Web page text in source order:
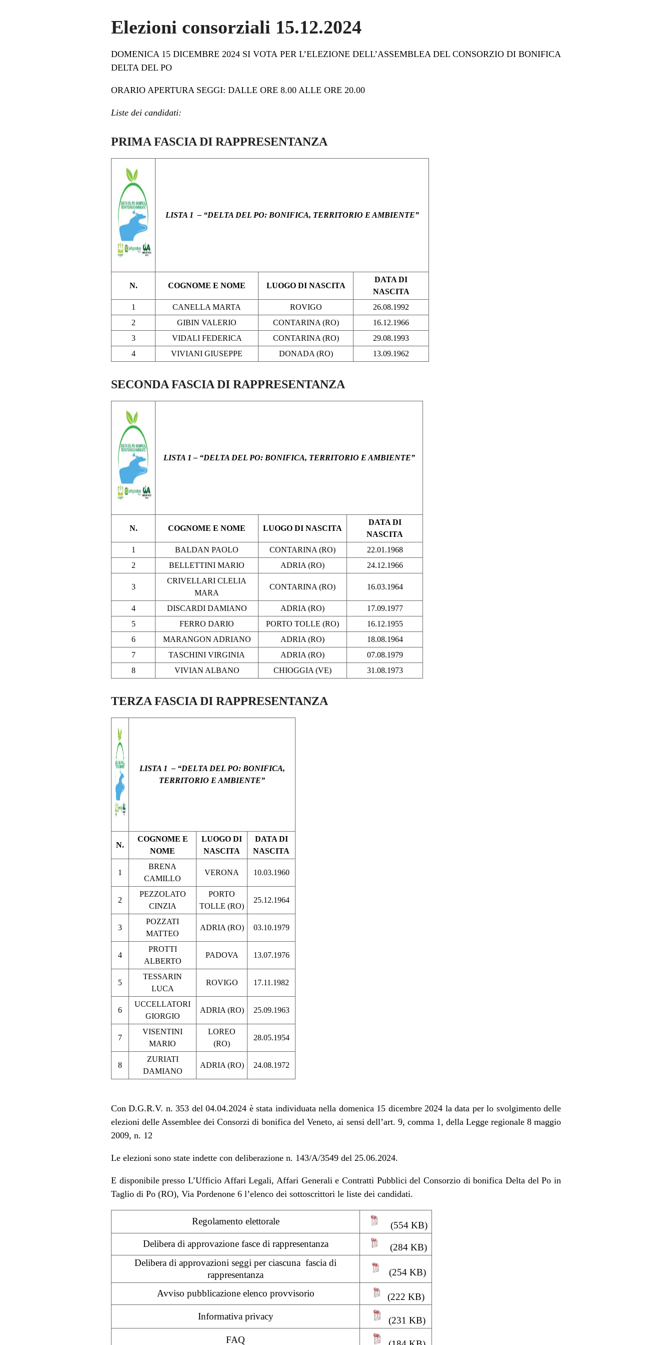
Elezioni consorziali 15.12.2024
DOMENICA 15 DICEMBRE 2024 SI VOTA PER L’ELEZIONE DELL’ASSEMBLEA DEL CONSORZIO DI BONIFICA
DELTA DEL PO
ORARIO APERTURA SEGGI: DALLE ORE 8.00 ALLE ORE 20.00
Liste dei candidati:
PRIMA FASCIA DI RAPPRESENTANZA
LISTA 1 – “DELTA DEL PO: BONIFICA, TERRITORIO E AMBIENTE”
N. COGNOME E NOME LUOGO DI NASCITA
DATA DI
NASCITA
1
CANELLA MARTA ROVIGO
26.08.1992
2
GIBIN VALERIO CONTARINA (RO)
16.12.1966
3
VIDALI FEDERICA CONTARINA (RO)
29.08.1993
4
VIVIANI GIUSEPPE DONADA (RO) 13.09.1962
SECONDA FASCIA DI RAPPRESENTANZA
LISTA 1 – “DELTA DEL PO: BONIFICA, TERRITORIO E AMBIENTE”
N. COGNOME E NOME LUOGO DI NASCITA
DATA DI
NASCITA
1
BALDAN PAOLO CONTARINA (RO)
22.01.1968
2
BELLETTINI MARIO ADRIA (RO) 24.12.1966
3
CRIVELLARI CLELIA
MARA
CONTARINA (RO) 16.03.1964
4 DISCARDI DAMIANO ADRIA (RO)
17.09.1977
5
FERRO DARIO PORTO TOLLE (RO)
16.12.1955
6
MARANGON ADRIANO ADRIA (RO)
18.08.1964
7
TASCHINI VIRGINIA ADRIA (RO)
07.08.1979
8
VIVIAN ALBANO CHIOGGIA (VE) 31.08.1973
TERZA FASCIA DI RAPPRESENTANZA
LISTA 1 – “DELTA DEL PO: BONIFICA,
TERRITORIO E AMBIENTE”
N.
COGNOME E
NOME
LUOGO DI
NASCITA
DATA DI
NASCITA
1
BRENA
CAMILLO
VERONA 10.03.1960
2
PEZZOLATO
CINZIA
PORTO
TOLLE (RO)
25.12.1964
3
POZZATI
MATTEO
ADRIA (RO) 03.10.1979
4
PROTTI
ALBERTO
PADOVA 13.07.1976
5
TESSARIN
LUCA
ROVIGO 17.11.1982
6
UCCELLATORI
GIORGIO
ADRIA (RO) 25.09.1963
7
VISENTINI
MARIO
LOREO
(RO)
28.05.1954
8
ZURIATI
DAMIANO
ADRIA (RO) 24.08.1972
Con D.G.R.V. n. 353 del 04.04.2024 è stata individuata nella domenica 15 dicembre 2024 la data per lo svolgimento delle
elezioni delle Assemblee dei Consorzi di bonifica del Veneto, ai sensi dell’art. 9, comma 1, della Legge regionale 8 maggio
2009, n. 12
Le elezioni sono state indette con deliberazione n. 143/A/3549 del 25.06.2024.
E disponibile presso L’Ufficio Affari Legali, Affari Generali e Contratti Pubblici del Consorzio di bonifica Delta del Po in
Taglio di Po (RO), Via Pordenone 6 l’elenco dei sottoscrittori le liste dei candidati.
Regolamento elettorale
(554 KB)
Delibera di approvazione fasce di rappresentanza
(284 KB)
Delibera di approvazioni seggi per ciascuna fascia di
rappresentanza
(254 KB)
Avviso pubblicazione elenco provvisorio
(222 KB)
Informativa privacy
(231 KB)
FAQ